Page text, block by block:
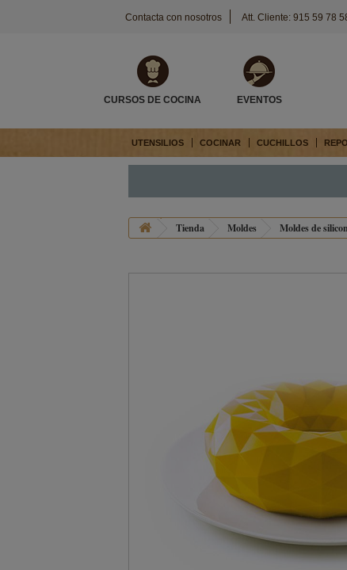
Contacta con nosotros Att. Cliente: 915 59 78
CURSOS DE COCINA EVENTOS
UTENSILIOS COCINAR CUCHILLOS
Tienda Moldes Moldes de